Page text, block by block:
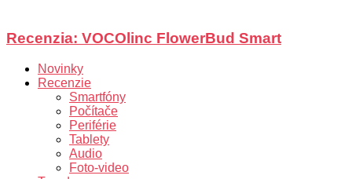
Recenzia: VOCOlinc FlowerBud Smart
Novinky
Recenzie
Smartfóny
Počítače
Periférie
Tablety
Audio
Foto-video